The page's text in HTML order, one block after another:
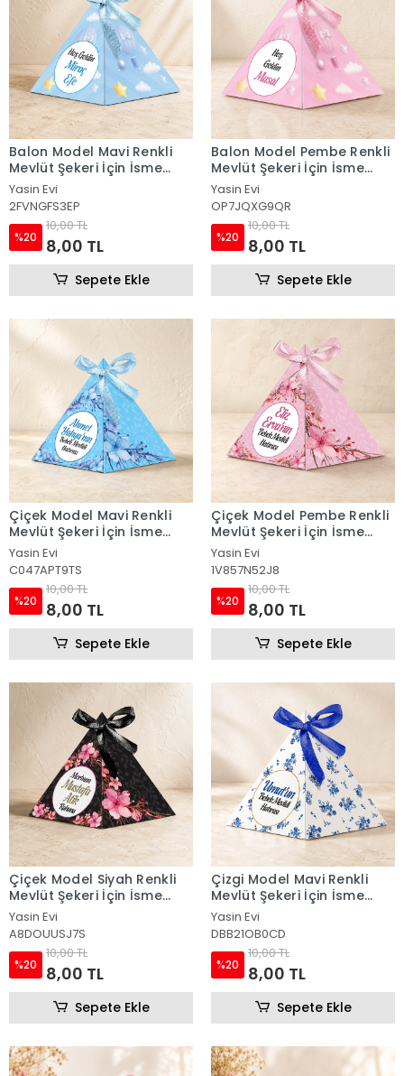
Balon Model Mavi Renkli
Mevlüt Şekeri İçin İsme
Özel Piramit Külah
Yasin Evi
2FVNGFS3EP
%20
10,00 TL
8,00 TL
Sepete Ekle
Balon Model Pembe Renkli
Mevlüt Şekeri İçin İsme
Özel Piramit Külah
Yasin Evi
OP7JQXG9QR
%20
10,00 TL
8,00 TL
Sepete Ekle
Çiçek Model Mavi Renkli
Mevlüt Şekeri İçin İsme
Özel Piramit Külah
Yasin Evi
C047APT9TS
%20
10,00 TL
8,00 TL
Sepete Ekle
Çiçek Model Pembe Renkli
Mevlüt Şekeri İçin İsme
Özel Piramit Külah
Yasin Evi
1V857N52J8
%20
10,00 TL
8,00 TL
Sepete Ekle
Çiçek Model Siyah Renkli
Mevlüt Şekeri İçin İsme
Özel Piramit Külah
Yasin Evi
A8DOUUSJ7S
%20
10,00 TL
8,00 TL
Sepete Ekle
Çizgi Model Mavi Renkli
Mevlüt Şekeri İçin İsme
Özel Piramit Külah
Yasin Evi
DBB21OB0CD
%20
10,00 TL
8,00 TL
Sepete Ekle